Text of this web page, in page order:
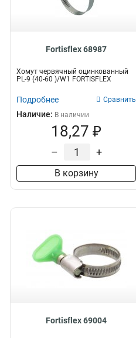
Fortisflex 68987
Хомут червячный оцинкованный
PL-9 (40-60 )/W1 FORTISFLEX
Подробнее Сравнить
Наличие: В наличии
18,27 ₽
– +
В корзину
Fortisflex 69004